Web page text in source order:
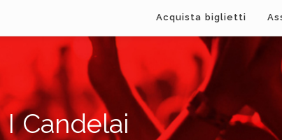
Acquista biglietti
I Candelai